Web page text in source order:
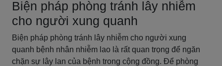
Biện pháp phòng tránh lây nhiễm
cho người xung quanh
Biện pháp phòng tránh lây nhiễm cho người xung
quanh bệnh nhân nhiễm lao là rất quan trọng để ngăn
chặn sự lây lan của bệnh trong cộng đồng. Để phòng